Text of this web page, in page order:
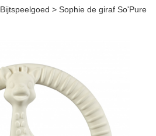
Bijtspeelgoed > Sophie de giraf So'Pure